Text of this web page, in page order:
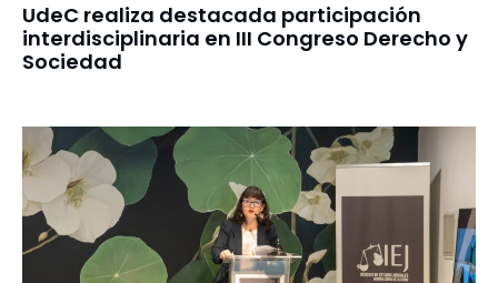
UdeC realiza destacada participación
interdisciplinaria en III Congreso Derecho y
Sociedad